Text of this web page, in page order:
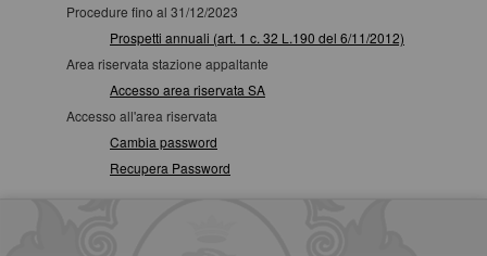
Procedure fino al 31/12/2023
Prospetti annuali (art. 1 c. 32 L.190 del 6/11/2012)
Area riservata stazione appaltante
Accesso area riservata SA
Accesso all'area riservata
Cambia password
Recupera Password